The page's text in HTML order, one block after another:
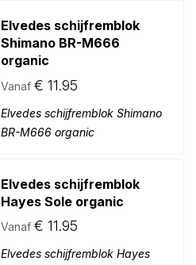
Elvedes schijfremblok
Shimano BR-M666
organic
Vanaf € 11.95
Elvedes schijfremblok Shimano
BR-M666 organic
Elvedes schijfremblok
Hayes Sole organic
Vanaf € 11.95
Elvedes schijfremblok Hayes